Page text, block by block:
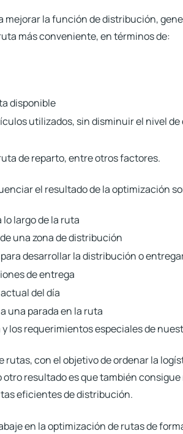
mejorar la función de distribución,
más conveniente, en términos de:
disponible
utilizados, sin disminuir el nivel
de reparto, entre otros factores.
el resultado de la optimización
lo largo de la ruta
una zona de distribución
desarrollar la distribución o
de entrega
del día
una parada en la ruta
los requerimientos especiales de
con el objetivo de ordenar la
resultado es que también
eficientes de distribución.
en la optimización de rutas de